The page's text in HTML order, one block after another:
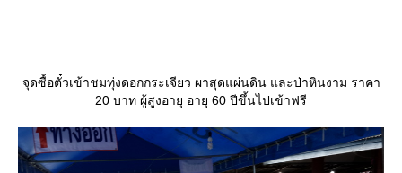
จุดซื้อตั๋วเข้าชมทุ่งดอกกระเจียว ผาสุดแผ่นดิน และป่าหินงาม ราคา
20 บาท ผู้สูงอายุ อายุ 60 ปีขึ้นไปเข้าฟรี